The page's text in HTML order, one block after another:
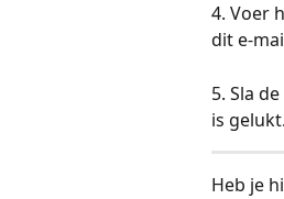
4. Voer
dit e-
5. Sla
is gelukt.
Heb je